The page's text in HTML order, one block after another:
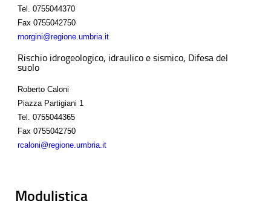
Tel.
0755044370
Fax 0755042750
rnorgini@regione.umbria.it
Rischio idrogeologico, idraulico e sismico, Difesa del
suolo
Roberto Caloni
Piazza Partigiani 1
Tel.
0755044365
Fax 0755042750
rcaloni@regione.umbria.it
Modulistica